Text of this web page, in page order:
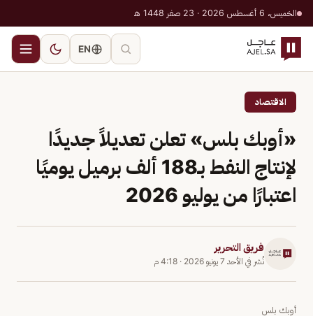
الخميس، 6 أغسطس 2026 · 23 صفر 1448 هـ
EN
الاقتصاد
«أوبك بلس» تعلن تعديلاً جديدًا
لإنتاج النفط بـ188 ألف برميل يوميًا
اعتبارًا من يوليو 2026
فريق التحرير
نُشر في الأحد 7 يونيو 2026 · 4:18 م
أوبك بلس